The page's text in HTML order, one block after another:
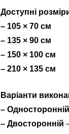
Доступні
– 105 × 70 см
– 135 × 90 см
– 150 × 100 см
– 210 × 135 см
Варіанти
– Односторонній
– Двосторонній